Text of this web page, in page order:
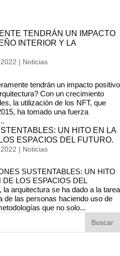
TENDRÁN UN IMPACTO
INTERIOR Y LA
| Noticias
tendrán un impacto positivo
Con un crecimiento
la utilización de los NFT, que
ha tomado una fuerza
UN HITO EN LA
ESPACIOS DEL FUTURO.
| Noticias
SUSTENTABLES: UN HITO
LOS ESPACIOS DEL
arquitectura se ha dado a la tarea
de las personas haciendo uso de
que no solo...